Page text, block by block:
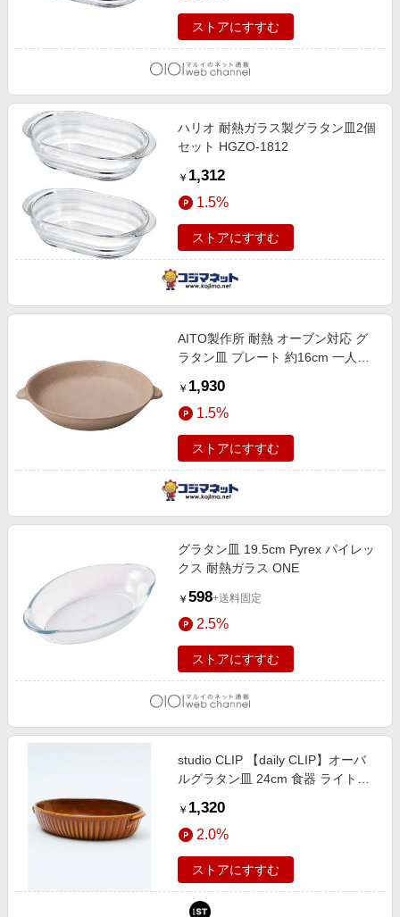
ストアにすすむ
ハリオ 耐熱ガラス製グラタン皿2個
セット HGZO-1812
￥ 1,312
1.5%
ストアにすすむ
AITO製作所 耐熱 オーブン対応 グ
ラタン皿 プレート 約16cm 一人用
￥ 1,930
1.5%
ストアにすすむ
グラタン皿 19.5cm Pyrex パイレッ
クス 耐熱ガラス ONE
￥ 598+送料固定
2.5%
ストアにすすむ
studio CLIP 【daily CLIP】オーバ
ルグラタン皿 24cm 食器 ライトベ
171328 and ST アンドエスティ
（旧ドットエスティ）
￥ 1,320
2.0%
ストアにすすむ